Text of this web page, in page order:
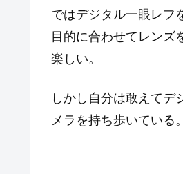
ではデジタル一眼レフ
目的に合わせてレンズ
楽しい。
しかし自分は敢えてデ
メラを持ち歩いている